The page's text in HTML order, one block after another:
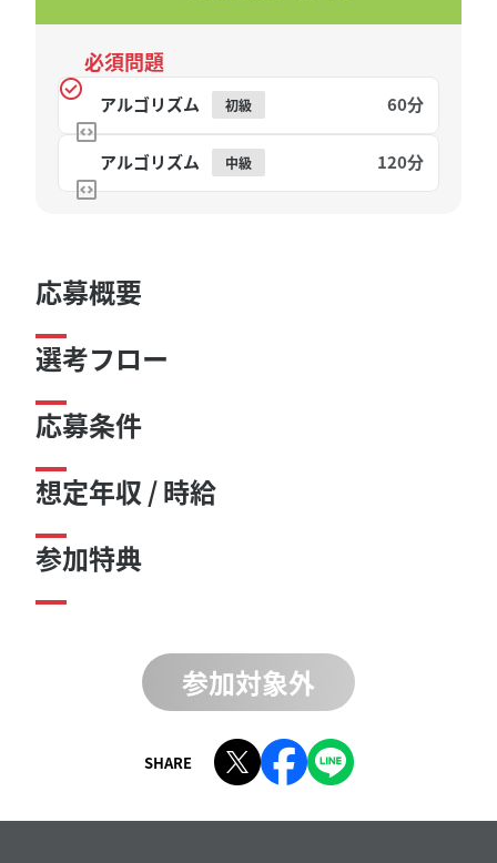
必須問題
アルゴリズム 初級 60分
アルゴリズム 中級 120分
応募概要
選考フロー
応募条件
想定年収 / 時給
参加特典
参加対象外
SHARE